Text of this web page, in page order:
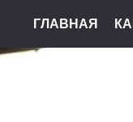
ГЛАВНАЯ